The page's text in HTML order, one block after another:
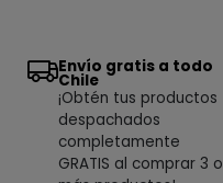
Envío gratis a todo
Chile
¡Obtén tus productos
despachados
completamente
GRATIS al comprar 3 o